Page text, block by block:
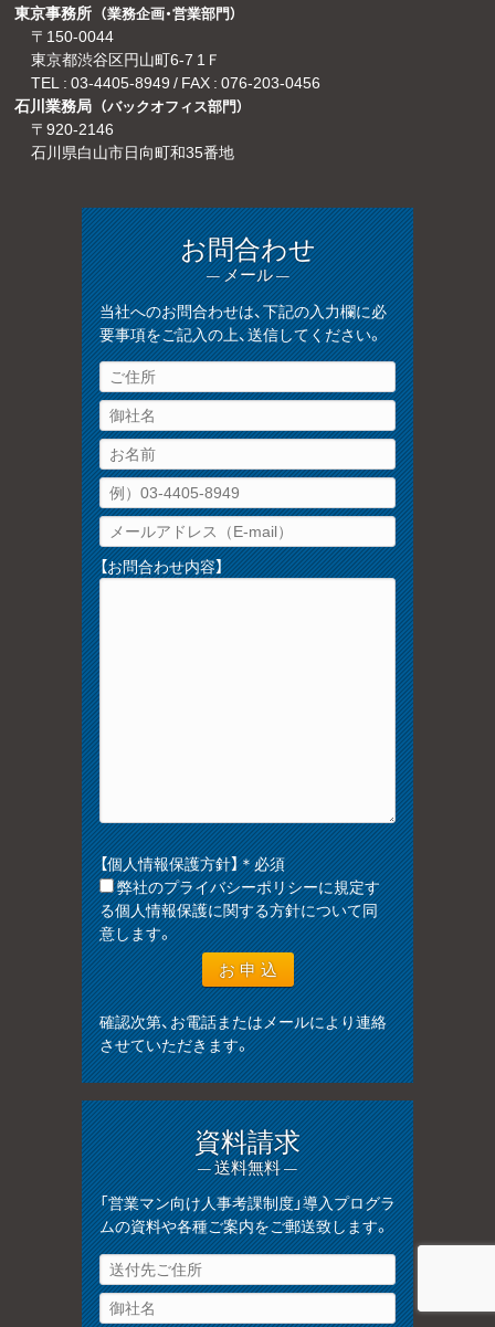
東京事務所 （業務企画・営業部門）
〒150-0044
東京都渋谷区円山町6-7 1Ｆ
TEL : 03-4405-8949 / FAX : 076-203-0456
石川業務局 （バックオフィス部門）
〒920-2146
石川県白山市日向町和35番地
お問合わせ
— メール —
当社へのお問合わせは、下記の入力欄に必
要事項をご記入の上、送信してください。
【お問合わせ内容】
【個人情報保護方針】＊必須
弊社のプライバシーポリシーに規定す
る個人情報保護に関する方針について同
意します。
確認次第、お電話またはメールにより連絡
させていただきます。
資料請求
— 送料無料 —
「営業マン向け人事考課制度」導入プログラ
ムの資料や各種ご案内をご郵送致します。